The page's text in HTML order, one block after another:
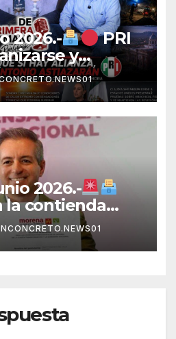
2026.-
PRI
y
alianza
a 2027 en
2026.-
la contienda
Omar Del Valle
hora a la